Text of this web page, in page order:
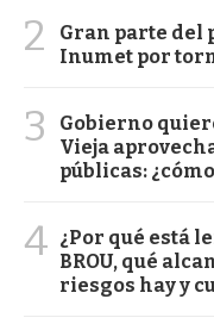
2
Gran parte del
Inumet por
3
Gobierno
Vieja
públicas:
4 ¿Por qué está
BROU, qué
riesgos hay y